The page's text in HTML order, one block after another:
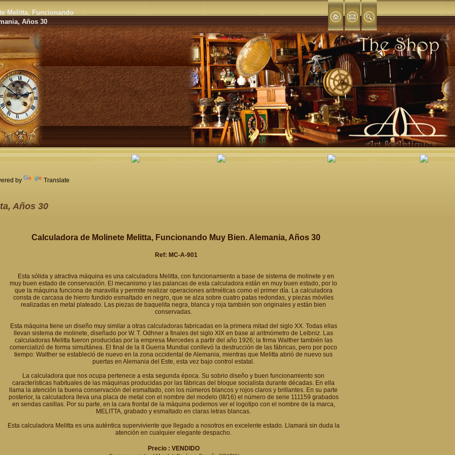
Melitta, Funcionando
Años 30
by Translate
Años 30
Calculadora de Molinete Melitta, Funcionando Muy Bien. Alemania, Años 30
Ref: MC-A-901
Esta sólida y atractiva máquina es una calculadora Melitta, con funcionamiento a base de sistema de molinete y en
muy buen estado de conservación. El mecanismo y las palancas de esta calculadora están en muy buen estado, por lo
que la máquina funciona de maravilla y permite realizar operaciones aritméticas como el primer día. La calculadora
consta de carcasa de hierro fundido esmaltado en negro, que se alza sobre cuatro patas redondas, y piezas móviles
realizadas en metal plateado. Las piezas de baquelita negra, blanca y roja también son originales y están bien
conservadas.
Esta máquina tiene un diseño muy similar a otras calculadoras fabricadas en la primera mitad del siglo XX. Todas ellas
llevan sistema de molinete, diseñado por W. T. Odhner a finales del siglo XIX en base al aritmómetro de Leibniz. Las
calculadoras Melitta fueron producidas por la empresa Mercedes a partir del año 1926; la firma Walther también las
comercializó de forma simultánea. El final de la II Guerra Mundial conllevó la destrucción de las fábricas, pero por poco
tiempo: Walther se estableció de nuevo en la zona occidental de Alemania, mientras que Melitta abrió de nuevo sus
puertas en Alemania del Este, esta vez bajo control estatal.
La calculadora que nos ocupa pertenece a esta segunda época. Su sobrio diseño y buen funcionamiento son
características habituales de las máquinas producidas por las fábricas del bloque socialista durante décadas. En ella
llama la atención la buena conservación del esmaltado, con los números blancos y rojos claros y brillantes. En su parte
posterior, la calculadora lleva una placa de metal con el nombre del modelo (III/16) el número de serie 111159 grabados
en sendas casillas. Por su parte, en la cara frontal de la máquina podemos ver el logotipo con el nombre de la marca,
MELITTA, grabado y esmaltado en claras letras blancas.
Esta calculadora Melitta es una auténtica superviviente que llegado a nosotros en excelente estado. Llamará sin duda la
atención en cualquier elegante despacho.
Precio : VENDIDO